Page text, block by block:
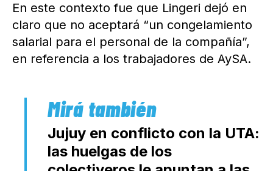
En este contexto fue que Lingeri dejó en
claro que no aceptará “un congelamiento
salarial para el personal de la compañía”,
en referencia a los trabajadores de AySA.
Jujuy en conflicto con la UTA:
las huelgas de los